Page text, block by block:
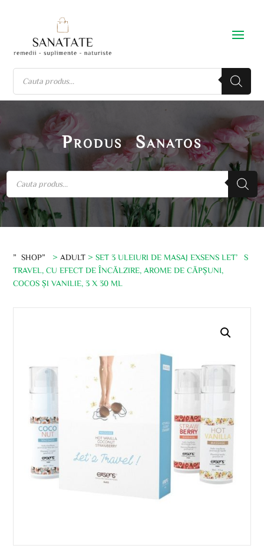
Produs Sanatos
”SHOP” > ADULT > SET 3 ULEIURI DE MASAJ EXSENS LET’S
TRAVEL, CU EFECT DE ÎNCĂLZIRE, AROME DE CĂPȘUNI,
COCOS ȘI VANILIE, 3 X 30 ML